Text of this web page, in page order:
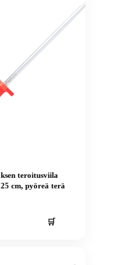
teroitusviila
cm, pyöreä terä
🛒